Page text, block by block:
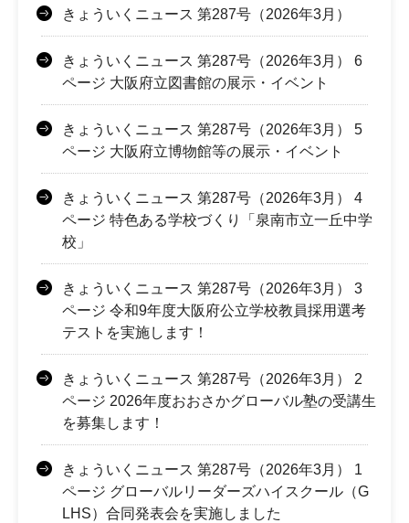
きょういくニュース 第287号（2026年3月）
きょういくニュース 第287号（2026年3月） 6
ページ 大阪府立図書館の展示・イベント
きょういくニュース 第287号（2026年3月） 5
ページ 大阪府立博物館等の展示・イベント
きょういくニュース 第287号（2026年3月） 4
ページ 特色ある学校づくり「泉南市立一丘中学
校」
きょういくニュース 第287号（2026年3月） 3
ページ 令和9年度大阪府公立学校教員採用選考
テストを実施します！
きょういくニュース 第287号（2026年3月） 2
ページ 2026年度おおさかグローバル塾の受講生
を募集します！
きょういくニュース 第287号（2026年3月） 1
ページ グローバルリーダーズハイスクール（G
LHS）合同発表会を実施しました